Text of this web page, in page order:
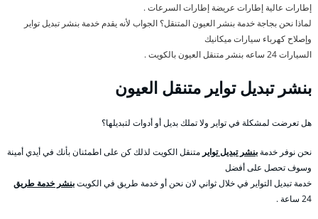
إطارات عالية إطارات عريضة إطارات السرعات .
لماذا نحن بجاجة خدمة بنشر العيون المتنقل؟ الجواب لأنه يقدم خدمة بنشر تبديل تواير
وإصلاح كهرباء سيارات ميكانيك
السيارات 24 ساعه بنشر متنقل العيون بالكويت .
بنشر تبديل تواير متنقل العيون
هل تعرضت لمشكلة في تواير ولا تملك بديل أو أدوات لتبديلها؟
نحن نوفر خدمةبنشر تبديل تواير متنقل الكويت لذلك كن على اطمئنان بأنك في أيدي أمينة
وسوف تحصل على أفضل
خدمة تبديل التواير في خلال ثواني لان نحن أو خدمة طريق في الكويتبنشر خدمة طريق
24 ساعة .